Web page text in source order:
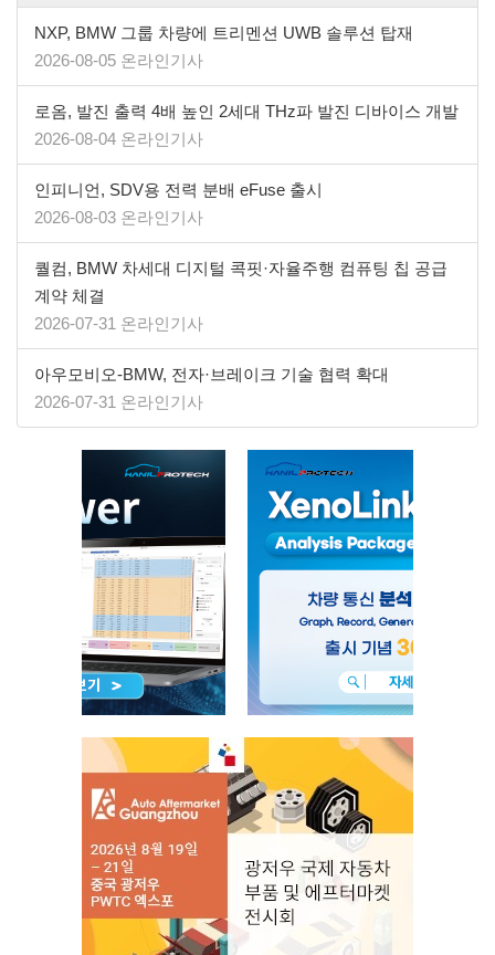
NXP, BMW 그룹 차량에 트리멘션 UWB 솔루션 탑재
2026-08-05 온라인기사
로옴, 발진 출력 4배 높인 2세대 THz파 발진 디바이스 개발
2026-08-04 온라인기사
인피니언, SDV용 전력 분배 eFuse 출시
2026-08-03 온라인기사
퀄컴, BMW 차세대 디지털 콕핏·자율주행 컴퓨팅 칩 공급
계약 체결
2026-07-31 온라인기사
아우모비오-BMW, 전자·브레이크 기술 협력 확대
2026-07-31 온라인기사